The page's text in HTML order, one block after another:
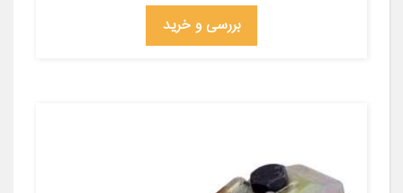
بررسی و خرید